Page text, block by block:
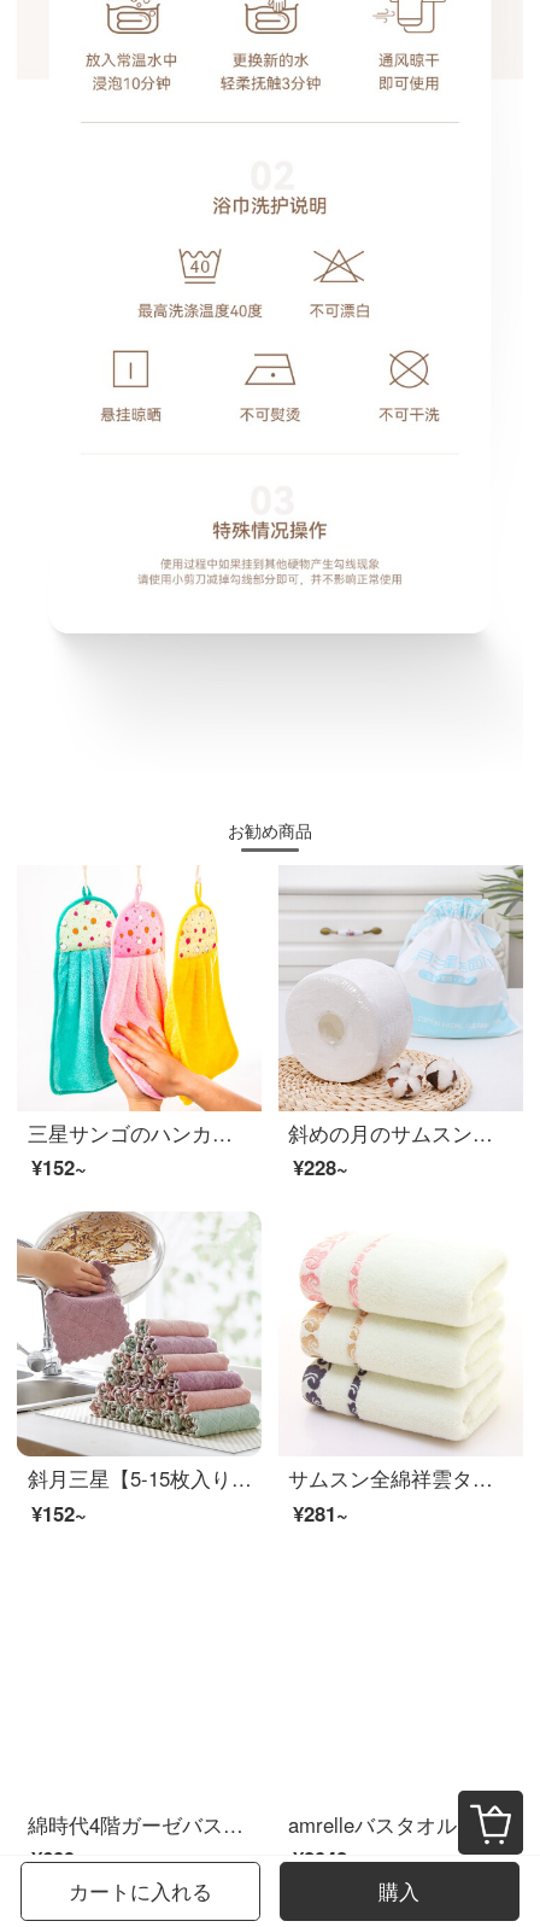
お勧め商品
三星サンゴのハンカチを拭いてください。台所に掛けた漫画は手布を拭いてください。吸水タオルは三条に入れてください。
¥152~
斜めの月のサムスンの真珠の紋様は顔のタオルの綿の柔らかいタオルを拭いて乾かします両は1回限りで美容して化粧を落として顔のタオルの180 gの綿の柔らかいタオル（60段）の2巻を化粧して詰めます
¥228~
斜月三星【5-15枚入り】台所に油をつけずに食器を洗います。タオル多機能家庭用の清潔タオルを洗って、雑巾を5枚詰めます。
¥152~
サムスン全綿祥雲タオル家庭用洗顔タオルタオルタオル超柔らかい吸水メーカーは直接に卸売りできるようにします。
¥281~
綿時代4階ガーゼバスタオル綿家庭用吸水速乾風呂乳児標準男女蕾粉90 cm×160 cm（ストレッチサイズ）
¥609~
amrelleバスタオル男女家庭用出口日本綿吸水速乾柔らかいタオル三点セットホテルラクダ色バスタオル1枚
¥2042~
カートに入れる
購入